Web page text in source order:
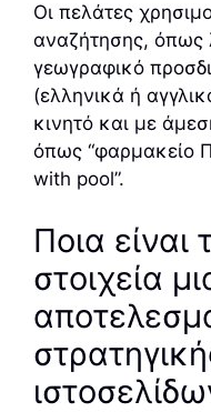
Οι πελάτες
αναζήτησης, όπως
γεωγραφικό
(ελληνικά ή
κινητό και με
όπως “φαρμακείο
with pool”.
Ποια είναι
στοιχεία